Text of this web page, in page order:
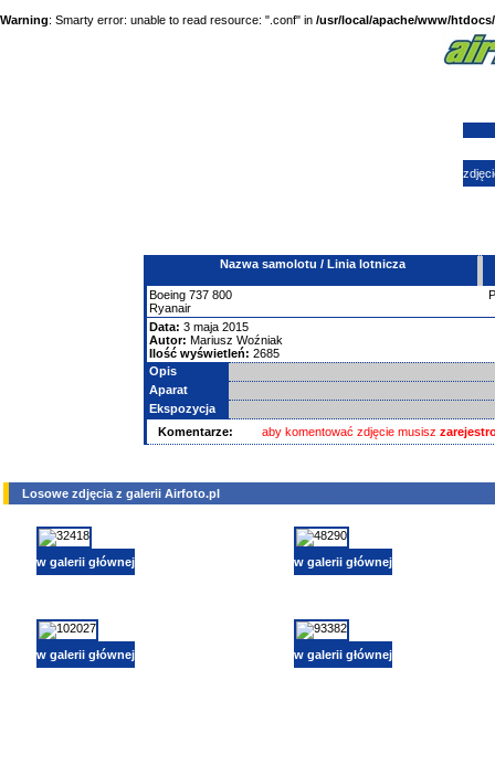
Warning: Smarty error: unable to read resource: ".conf" in /usr/local/apache/www/
Nazwa samolotu / Linia lotnicza
Boeing 737 800
Ryanair
Data: 3 maja 2015
Autor: Mariusz Woźniak
Ilość wyświetleń: 2685
Opis
Aparat
Ekspozycja
Komentarze:
aby komentować zdjęcie musisz
Losowe zdjęcia z galerii Airfoto.pl
w galerii głównej w galerii głównej
w galerii głównej w galerii głównej